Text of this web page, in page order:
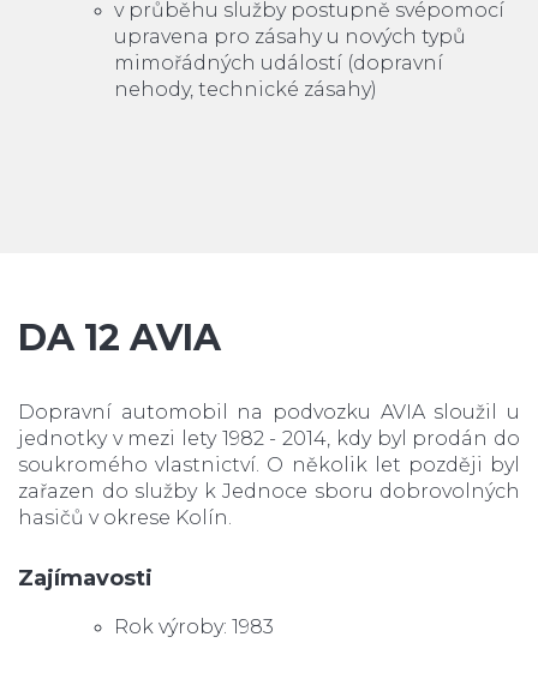
v průběhu služby postupně svépomocí
upravena pro zásahy u nových typů
mimořádných událostí (dopravní
nehody, technické zásahy)
DA 12 AVIA
Dopravní automobil na podvozku AVIA sloužil u
jednotky v mezi lety 1982 - 2014, kdy byl prodán do
soukromého vlastnictví. O několik let později byl
zařazen do služby k Jednoce sboru dobrovolných
hasičů v okrese Kolín.
Zajímavosti
Rok výroby: 1983